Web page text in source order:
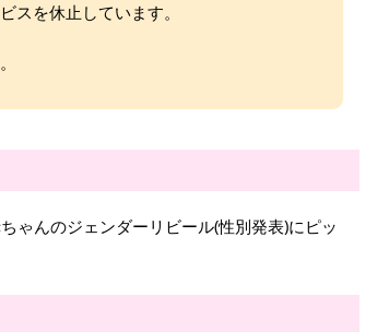
スを休止しています。
ゃんのジェンダーリビール(性別発表)にピッ